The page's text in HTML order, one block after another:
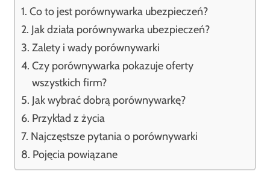
Co to jest porównywarka ubezpieczeń?
Jak działa porównywarka ubezpieczeń?
Zalety i wady porównywarki
Czy porównywarka pokazuje oferty
wszystkich firm?
Jak wybrać dobrą porównywarkę?
Przykład z życia
Najczęstsze pytania o porównywarki
Pojęcia powiązane